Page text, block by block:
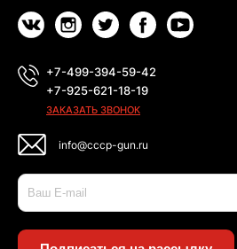
+7-499-394-59-42
+7-925-621-18-19
ЗАКАЗАТЬ ЗВОНОК
info@cccp-gun.ru